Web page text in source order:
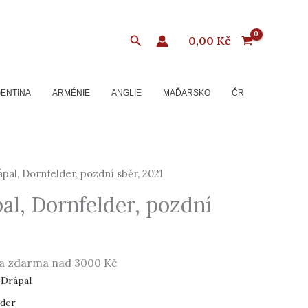
Hledat 0,00 Kč
ARMÉNIE ANGLIE MAĎARSKO
ČR
Dornfelder, pozdní sběr, 2021
Dornfelder, pozdní
zdarma nad 3000 Kč